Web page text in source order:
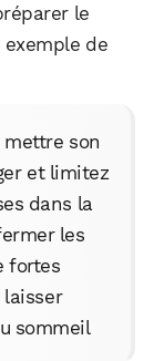
le
exemple de
mettre son
et limitez
dans la
les
fortes
laisser
sommeil
LinkedIn